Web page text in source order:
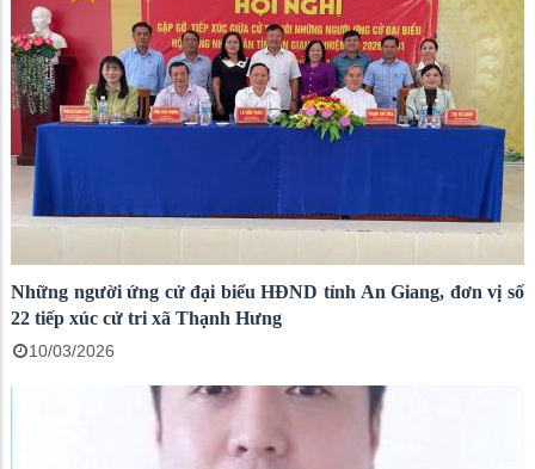
Những người ứng cử đại biểu HĐND tỉnh An Giang, đơn vị số
22 tiếp xúc cử tri xã Thạnh Hưng
10/03/2026